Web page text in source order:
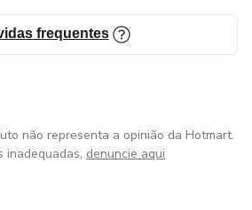
frequentes
não representa a opinião da Hotmart.
inadequadas, denuncie aqui